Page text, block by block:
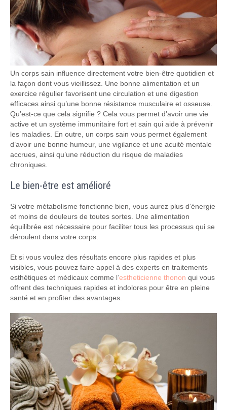
Un corps sain influence directement votre bien-être quotidien et
la façon dont vous vieillissez. Une bonne alimentation et un
exercice régulier favorisent une circulation et une digestion
efficaces ainsi qu’une bonne résistance musculaire et osseuse.
Qu’est-ce que cela signifie ? Cela vous permet d’avoir une vie
active et un système immunitaire fort et sain qui aide à prévenir
les maladies. En outre, un corps sain vous permet également
d’avoir une bonne humeur, une vigilance et une acuité mentale
accrues, ainsi qu’une réduction du risque de maladies
chroniques.
Le bien-être est amélioré
Si votre métabolisme fonctionne bien, vous aurez plus d’énergie
et moins de douleurs de toutes sortes. Une alimentation
équilibrée est nécessaire pour faciliter tous les processus qui se
déroulent dans votre corps.
Et si vous voulez des résultats encore plus rapides et plus
visibles, vous pouvez faire appel à des experts en traitements
esthétiques et médicaux comme l’estheticienne thonon qui vous
offrent des techniques rapides et indolores pour être en pleine
santé et en profiter des avantages.